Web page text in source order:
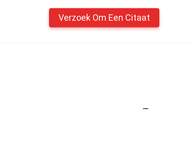
Verzoek Om Een Citaat